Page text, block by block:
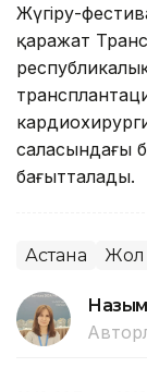
Жүгіру-
қаражат
саласындағы
бағытталады.
Астана Жол